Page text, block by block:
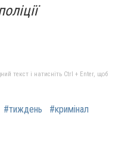
текст і натисніть Ctrl + Enter, щоб
#тиждень #кримінал